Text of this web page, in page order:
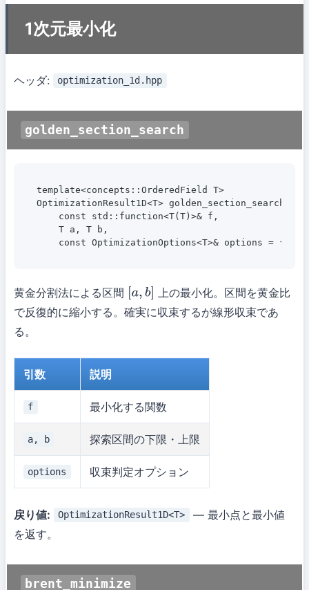
1次元最小化
ヘッダ: optimization_1d.hpp
golden_section_search
template<concepts::OrderedField T>
OptimizationResult1D<T> golden_section_search(
    const std::function<T(T)>& f,
    T a, T b,
    const OptimizationOptions<T>& options = {});
黄金分割法による区間 [a,b]
上の最小化。区間を黄金比
で反復的に縮小する。確実に収束するが線形収束であ
る。
引数 説明
f 最小化する関数
a, b 探索区間の下限・上限
options 収束判定オプション
戻り値: OptimizationResult1D<T>
— 最小点と最小値
を返す。
brent_minimize